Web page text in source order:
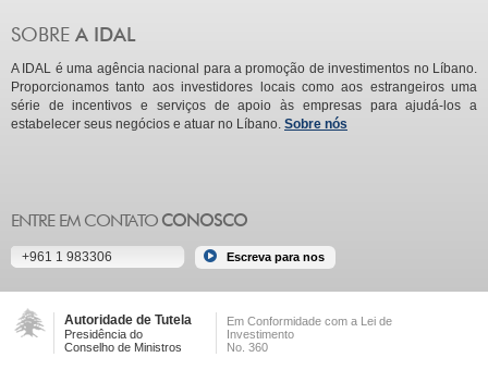
A IDAL é uma agência nacional para a promoção de investimentos no Líbano.
Proporcionamos tanto aos investidores locais como aos estrangeiros uma
série de incentivos e serviços de apoio às empresas para ajudá-los a
estabelecer seus negócios e atuar no Líbano. Sobre nós
+961 1 983306
Autoridade de Tutela
Presidência do
Conselho de Ministros
Em Conformidade com a Lei de
Investimento
No. 360